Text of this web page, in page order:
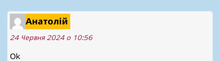
Анатолій
24 Червня 2024 о 10:56
Ok